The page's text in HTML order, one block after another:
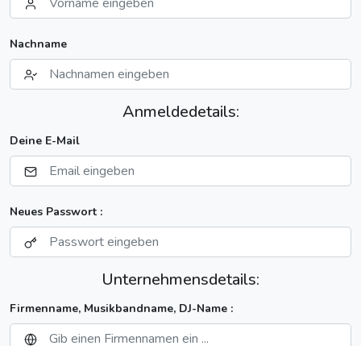
Nachname
Anmeldedetails:
Deine E-Mail
Neues Passwort :
Unternehmensdetails:
Firmenname, Musikbandname, DJ-Name :